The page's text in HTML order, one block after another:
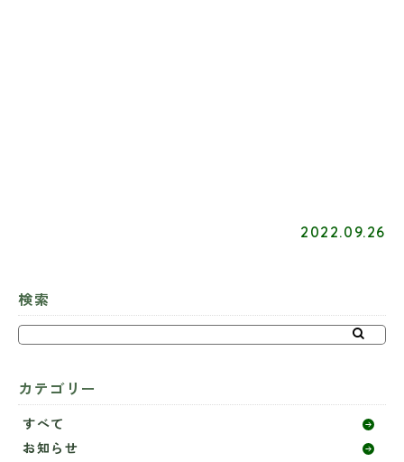
2022.09.26
検索
カテゴリー
すべて
お知らせ